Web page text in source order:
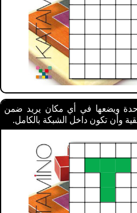
ويضعها في أي مكان يريد ضمن
وأن تكون داخل الشبكة بالكامل.